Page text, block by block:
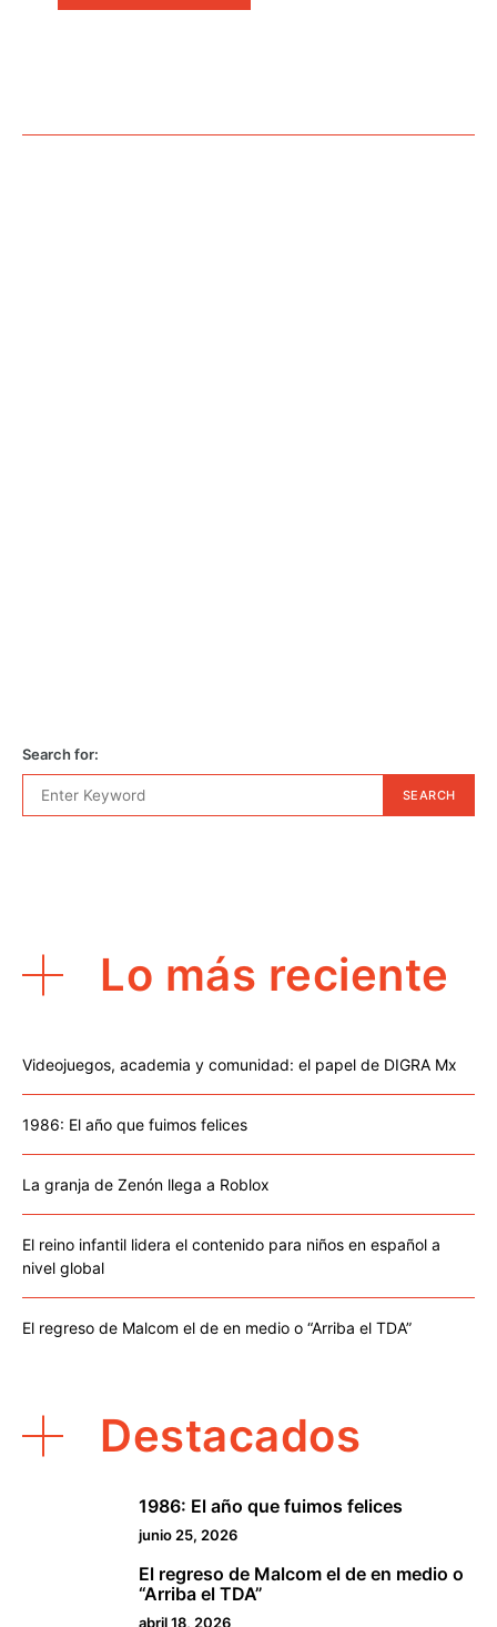
Search for:
SEARCH
Lo más reciente
Videojuegos, academia y comunidad: el papel de DIGRA Mx
1986: El año que fuimos felices
La granja de Zenón llega a Roblox
El reino infantil lidera el contenido para niños en español a
nivel global
El regreso de Malcom el de en medio o “Arriba el TDA”
Destacados
1986: El año que fuimos felices
junio 25, 2026
El regreso de Malcom el de en medio o
“Arriba el TDA”
abril 18, 2026